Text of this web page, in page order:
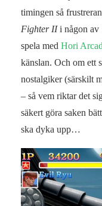
timingen så
Fighter IIi någon av
spela med Hori
känslan. Och om ett
nostalgiker (särskilt
– så vem riktar det
säkert göra saken
ska dyka upp…